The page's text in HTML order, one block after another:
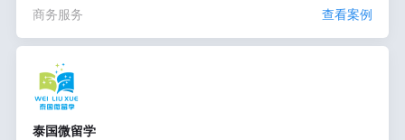
商务服务 查看案例
泰国微留学